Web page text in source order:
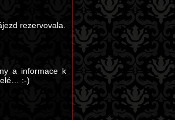
rezervovala.
a informace k
:-)